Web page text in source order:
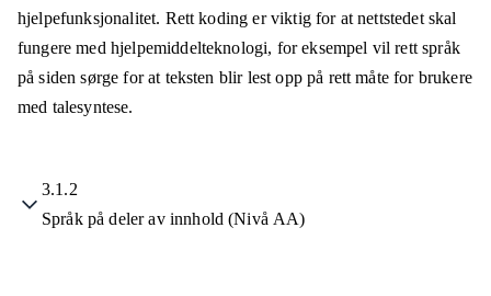
hjelpefunksjonalitet. Rett koding er viktig for at nettstedet skal
fungere med hjelpemiddelteknologi, for eksempel vil rett språk
på siden sørge for at teksten blir lest opp på rett måte for brukere
med talesyntese.
3.1.2
Språk på deler av innhold (Nivå AA)